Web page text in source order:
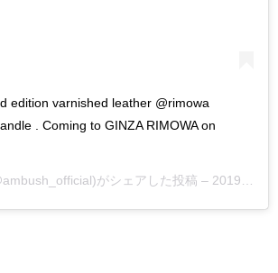
edition varnished leather @rimowa
. Coming to GINZA RIMOWA on
がシェアした投稿 – 2019年 1月月25日午前2時30分PST